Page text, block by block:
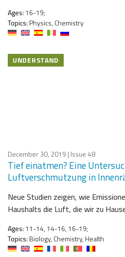
Ages: 16-19;
Topics:Physics, Chemistry
UNDERSTAND
December 30, 2019 | Issue 48
Tief einatmen? Eine
Luftverschmutzung in
Neue Studien zeigen, wie
Haushalts die Luft, die wir zu
Ages: 11-14, 14-16, 16-19;
Topics:Biology, Chemistry, Health